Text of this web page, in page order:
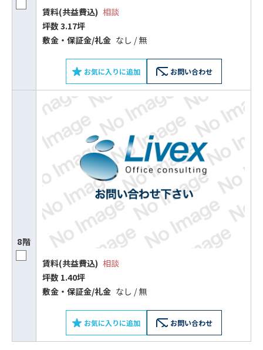
賃料(共益費込) 相談
坪数 3.17坪
敷⾦‧保証⾦/礼⾦ なし / 無
お気に入りに追加 お問い合わせ
8階
賃料(共益費込) 相談
坪数 1.40坪
敷⾦‧保証⾦/礼⾦ なし / 無
お気に入りに追加 お問い合わせ